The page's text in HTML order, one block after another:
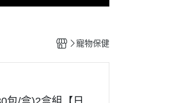
寵物保健